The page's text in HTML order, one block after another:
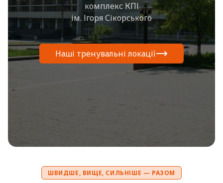
комплекс КПІ
ім. Ігоря Сікорського
Наші тренувальні локації
ШВИДШЕ, ВИЩЕ, СИЛЬНІШЕ — РАЗОМ